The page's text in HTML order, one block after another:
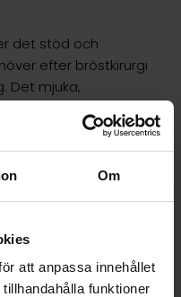
Om
att anpassa innehållet
funktioner
det stöd och
efter bröstkirurgi
Det mjuka,
Öppningen
inspektion av
vid klädbyten.
kan andas
ihop sig för att rymma